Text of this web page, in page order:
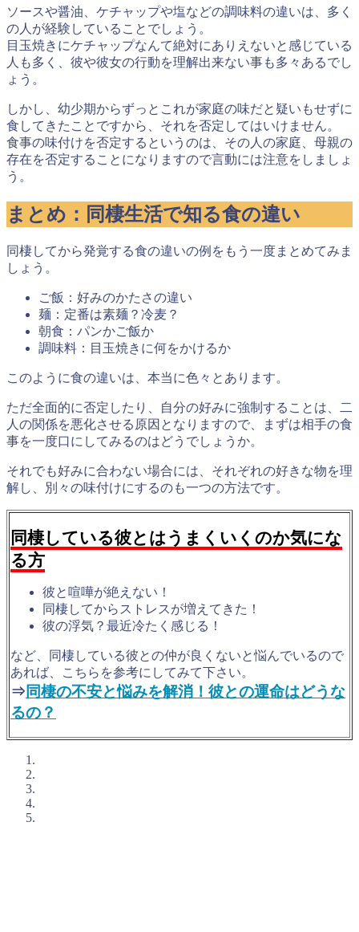
ソースや醤油、ケチャップや塩などの調味料の違いは、多く
の人が経験していることでしょう。
目玉焼きにケチャップなんて絶対にありえないと感じている
人も多く、彼や彼女の行動を理解出来ない事も多々あるでし
ょう。
しかし、幼少期からずっとこれが家庭の味だと疑いもせずに
食してきたことですから、それを否定してはいけません。
食事の味付けを否定するというのは、 その人の家庭、母親の
存在を否定することになりますので言動には注意をしましょ
う。
まとめ：同棲生活で知る食の違い
同棲してから発覚する食の違いの例をもう一度まとめてみま
しょう。
ご飯：好みのかたさの違い
麺：定番は素麺？冷麦？
朝食：パンかご飯か
調味料：目玉焼きに何をかけるか
このように食の違いは、本当に色々とあります。
ただ全面的に否定したり、自分の好みに強制することは、二
人の関係を悪化させる原因となりますので、まずは相手の食
事を一度口にしてみるのはどうでしょうか。
それでも好みに合わない場合には、それぞれの好きな物を理
解し、別々の味付けにするのも一つの方法です。
同棲している彼とはうまくいくのか気にな
る方
彼と喧嘩が絶えない！
同棲してからストレスが増えてきた！
彼の浮気？最近冷たく感じる！
など、同棲している彼との仲が良くないと悩んでいるので
あれば、こちらを参考にしてみて下さい。
⇒同棲の不安と悩みを解消！彼との運命はどうな
るの？